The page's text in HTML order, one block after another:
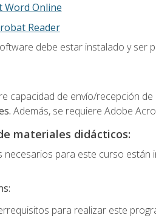
Word Online
Reader
debe estar instalado y ser
capacidad de envío/recepción
Además, se requiere Adobe
materiales didácticos:
necesarios para este curso están
para realizar este